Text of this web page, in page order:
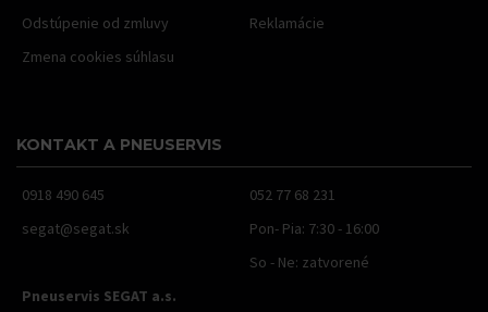
Odstúpenie od zmluvy
Reklamácie
Zmena cookies súhlasu
KONTAKT A PNEUSERVIS
0918 490 645
052 77 68 231
segat@segat.sk
Pon- Pia: 7:30 - 16:00
So - Ne: zatvorené
Pneuservis SEGAT a.s.